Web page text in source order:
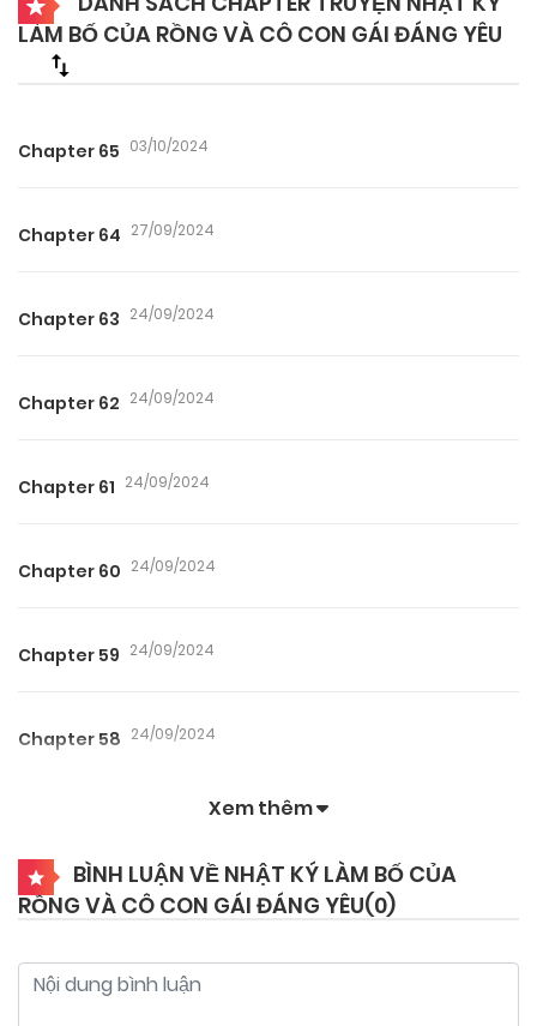
LÀM BỐ CỦA RỒNG VÀ CÔ CON GÁI ĐÁNG YÊU
Chapter 65 03/10/2024
Chapter 64 27/09/2024
Chapter 63 24/09/2024
Chapter 62 24/09/2024
Chapter 61 24/09/2024
Chapter 60 24/09/2024
Chapter 59 24/09/2024
Chapter 58 24/09/2024
24/09/2024
Chapter 56 24/09/2024
Chapter 55 24/09/2024
Xem thêm
BÌNH LUẬN VỀ NHẬT KÝ LÀM BỐ CỦA
RỒNG VÀ CÔ CON GÁI ĐÁNG YÊU(0)